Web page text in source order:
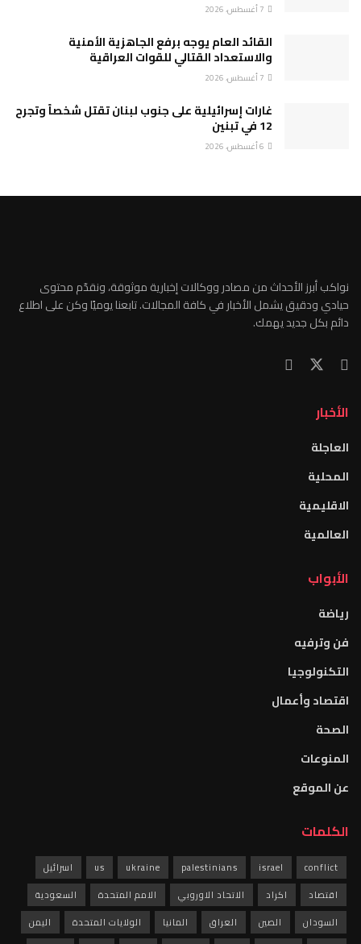
القائد العام يوجه برفع الجاهزية الأمنية
والاستعداد القتالي للقوات العراقية
غارات إسرائيلية على جنوب لبنان تقتل شخصاً وتجرح
12 في تبنين
نواكب أبرز الأحداث من مصادر ووكالات إخبارية موثوقة، ونقدّم محتوى
حيادي ودقيق يشمل الأخبار في كافة المجالات. تابعنا يوميًا وكن على اطلاع
دائم بكل جديد يهمك.
الأخبار
العاجلة
المحلية
الاقليمية
العالمية
الأبواب
رياضة
فن وترفيه
التكنولوجيا
اقتصاد وأعمال
الصحة
المنوعات
عن الموقع
الكلمات
conflict
israel
palestinians
ukraine
us
اسرائيل
اقتصاد
اكراد الاتحاد الاوروبي الامم المتحدة
السعودية
السودان
الصين العراق المانيا الولايات المتحدة
اليمن